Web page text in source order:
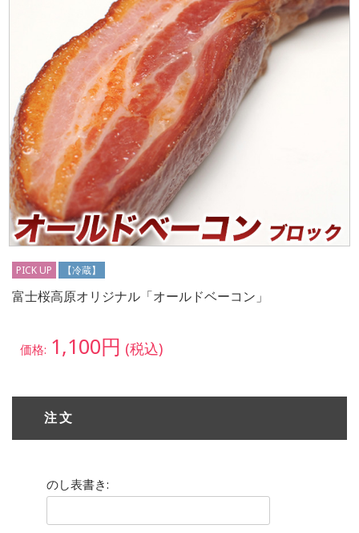
PICK UP 【冷蔵】
富士桜高原オリジナル「オールドベーコン」
価格: 1,100円 (税込)
注文
のし表書き: